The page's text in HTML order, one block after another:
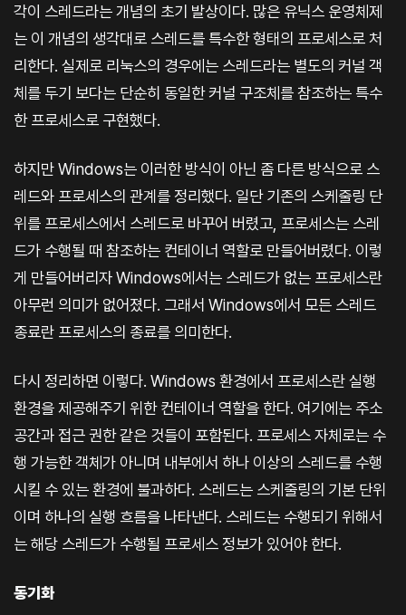
각이 스레드라는 개념의 초기 발상이다. 많은 유닉스 운영체제
는 이 개념의 생각대로 스레드를 특수한 형태의 프로세스로 처
리한다. 실제로 리눅스의 경우에는 스레드라는 별도의 커널 객
체를 두기 보다는 단순히 동일한 커널 구조체를 참조하는 특수
한 프로세스로 구현했다.
하지만 Windows는 이러한 방식이 아닌 좀 다른 방식으로 스
레드와 프로세스의 관계를 정리했다. 일단 기존의 스케줄링 단
위를 프로세스에서 스레드로 바꾸어 버렸고, 프로세스는 스레
드가 수행될 때 참조하는 컨테이너 역할로 만들어버렸다. 이렇
게 만들어버리자 Windows에서는 스레드가 없는 프로세스란
아무런 의미가 없어졌다. 그래서 Windows에서 모든 스레드
종료란 프로세스의 종료를 의미한다.
다시 정리하면 이렇다. Windows 환경에서 프로세스란 실행
환경을 제공해주기 위한 컨테이너 역할을 한다. 여기에는 주소
공간과 접근 권한 같은 것들이 포함된다. 프로세스 자체로는 수
행 가능한 객체가 아니며 내부에서 하나 이상의 스레드를 수행
시킬 수 있는 환경에 불과하다. 스레드는 스케줄링의 기본 단위
이며 하나의 실행 흐름을 나타낸다. 스레드는 수행되기 위해서
는 해당 스레드가 수행될 프로세스 정보가 있어야 한다.
동기화